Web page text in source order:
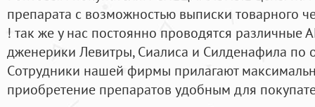
препарата с возможностью выписки товарного
! так же у нас постоянно проводятся
дженерики Левитры, Сиалиса и Силденафила по
Cотрудники нашей фирмы прилагают
приобретение препаратов удобным для